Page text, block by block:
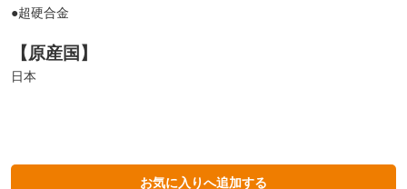
●超硬合金
【原産国】
日本